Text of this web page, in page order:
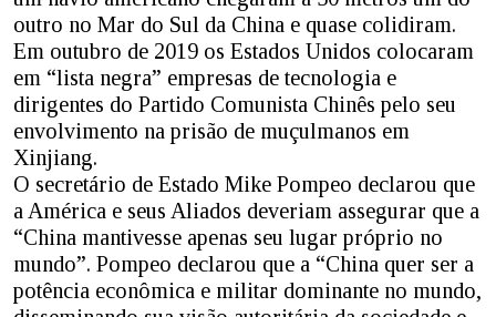
outro no Mar do Sul da China e quase colidiram.
Em outubro de 2019 os Estados Unidos colocaram
em “lista negra” empresas de tecnologia e
dirigentes do Partido Comunista Chinês pelo seu
envolvimento na prisão de muçulmanos em
Xinjiang.
O secretário de Estado Mike Pompeo declarou que
a América e seus Aliados deveriam assegurar que a
“China mantivesse apenas seu lugar próprio no
mundo”. Pompeo declarou que a “China quer ser a
potência econômica e militar dominante no mundo,